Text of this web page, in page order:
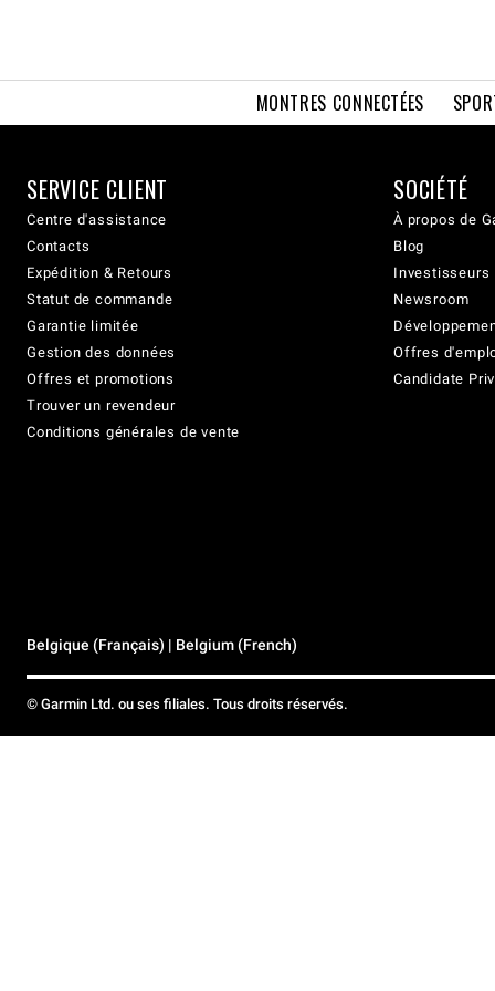
MONTRES CONNECTÉES
SERVICE CLIENT
Centre d'assistance
Contacts
Expédition & Retours
Statut de commande
Garantie limitée
Gestion des données
Offres et promotions
Trouver un revendeur
Conditions générales de vente
SOCIÉTÉ
À propos de
Blog
Investisseurs
Newsroom
Offres
Candidate
Belgique (Français) | Belgium (French)
© Garmin Ltd. ou ses filiales. Tous droits réservés.